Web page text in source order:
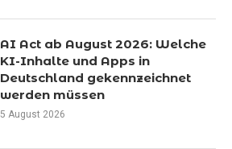
AI Act ab August 2026: Welche
KI-Inhalte und Apps in
Deutschland gekennzeichnet
werden müssen
5 August 2026